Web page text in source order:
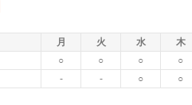
月 火 水
木
○ ○ ○
○
- - ○ ○